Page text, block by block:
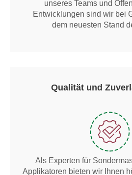
unseres Teams und
Entwicklungen sind wir bei
dem neuesten Stand
Qualität und
Als Experten für
Applikatoren bieten wir Ihnen